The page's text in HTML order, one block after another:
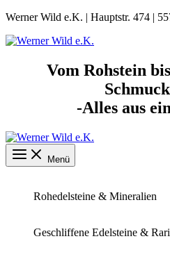
Zum
springen
Werner Wild e.K. | Hauptstr. 474 |
Vom Rohstein
-Alles aus
Menü
Rohedelsteine & Mineralien
Geschliffene Edelsteine &